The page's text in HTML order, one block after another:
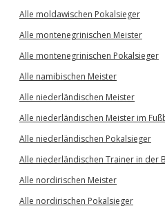
Alle moldawischen Pokalsieger
Alle montenegrinischen Meister
Alle montenegrinischen Pokalsieger
Alle namibischen Meister
Alle niederländischen Meister
Alle niederländischen Meister im
Alle niederländischen Pokalsieger
Alle niederländischen Trainer in der
Alle nordirischen Meister
Alle nordirischen Pokalsieger